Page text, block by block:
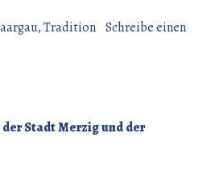
Birnenblüten
,Tradition Schreibe einen
Stadt Merzig und der